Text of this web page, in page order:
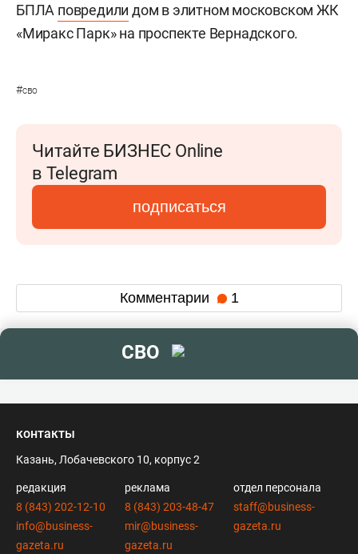
БПЛА повредили дом в элитном московском ЖК
«Миракс Парк» на проспекте Вернадского.
#сво
Читайте БИЗНЕС Online
в Telegram
подписаться
Комментарии 1
СВО
контакты
Казань, Лобачевского 10, корпус 2
редакция
8 (843) 202-12-10
info@business-
gazeta.ru
реклама
8 (843) 203-48-47
mir@business-
gazeta.ru
отдел персонала
staff@business-
gazeta.ru